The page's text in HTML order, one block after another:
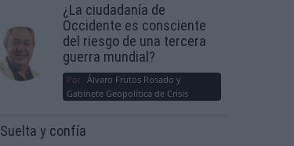
¿La ciudadanía de
Occidente es consciente
del riesgo de una tercera
guerra mundial?
Por Álvaro Frutos Rosado y
Gabinete Geopolítica de Crisis
Suelta y confía